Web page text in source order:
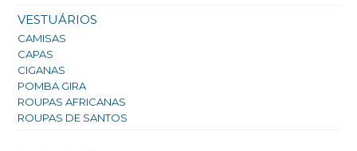
VESTUÁRIOS
CAMISAS
CAPAS
CIGANAS
POMBA GIRA
ROUPAS AFRICANAS
ROUPAS DE SANTOS